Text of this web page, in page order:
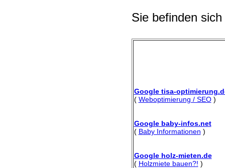
Sie befinden
Google tisa-
( Weboptimierung / SEO)
Google baby-infos.net
( Baby Informationen )
Google holz-mieten.de
( Holzmiete bauen?! )